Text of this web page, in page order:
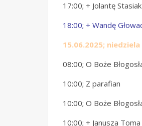
17:00; + Jolantę Stasiak
18:00; + Wandę
15.06.2025;
08:00; O Boże
10:00; Z parafian
10:00; O Boże
10:00; + Janusza